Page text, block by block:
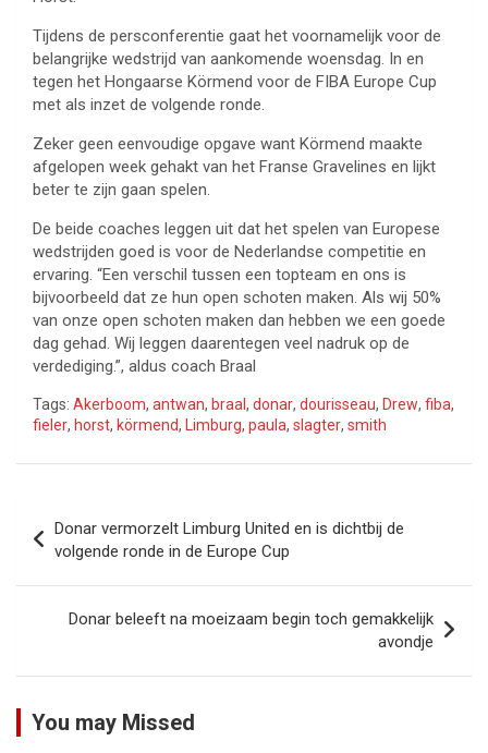
Tijdens de persconferentie gaat het voornamelijk voor de
belangrijke wedstrijd van aankomende woensdag. In en
tegen het Hongaarse Körmend voor de FIBA Europe Cup
met als inzet de volgende ronde.
Zeker geen eenvoudige opgave want Körmend maakte
afgelopen week gehakt van het Franse Gravelines en lijkt
beter te zijn gaan spelen.
De beide coaches leggen uit dat het spelen van Europese
wedstrijden goed is voor de Nederlandse competitie en
ervaring. “Een verschil tussen een topteam en ons is
bijvoorbeeld dat ze hun open schoten maken. Als wij 50%
van onze open schoten maken dan hebben we een goede
dag gehad. Wij leggen daarentegen veel nadruk op de
verdediging.”, aldus coach Braal
Tags: Akerboom, antwan, braal, donar, dourisseau, Drew, fiba,
fieler, horst, körmend, Limburg, paula, slagter, smith
navigatie
Donar vermorzelt Limburg United en is dichtbij de
volgende ronde in de Europe Cup
Donar beleeft na moeizaam begin toch gemakkelijk
avondje
You may Missed